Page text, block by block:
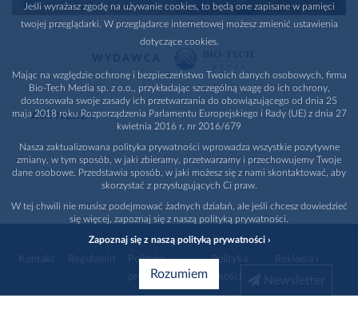
PARTNERZY
Polityka
prywatności
Polityka
Jeśli wyrażasz zgodę na używanie cookies, to będą one zapisane w pamięci
twojej przeglądarki. W przeglądarce internetowej możesz zmienić ustawienia
dotyczące cookies.
Mając na względzie ochronę i bezpieczeństwo Twoich danych osobowych, firma
Bio-Tech Media sp. z o.o., przykładając szczególną wagę do ich ochrony,
dostosowała swoje zasady ich przetwarzania do obowiązującego od dnia 25
maja 2018 roku Rozporządzenia Parlamentu Europejskiego i Rady (UE) z dnia 27
kwietnia 2016 r. nr 2016/679
Nasza zaktualizowana polityka prywatności wprowadza wszystkie pozytywne
zmiany, w tym sposób, w jaki zbieramy, przetwarzamy i przechowujemy Twoje
dane osobowe. Przedstawia sposób, w jaki możesz się z nami skontaktować, aby
skorzystać z przysługujących Ci praw.
W tej chwili nie musisz podejmować żadnych działań, ale jeśli chcesz dowiedzieć
się więcej, zapoznaj się z naszą polityką prywatności.
Zapoznaj się z naszą polityką prywatności ›
Rozumiem